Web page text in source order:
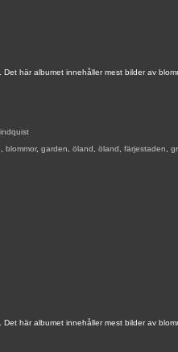
här albumet innehåller mest bilder av
blommor, garden öland öland färjestaden
här albumet innehåller mest bilder av